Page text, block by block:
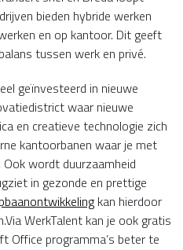
bieden hybride werken
en op kantoor. Dit geeft
tussen werk en privé.
geïnvesteerd in nieuwe
waar nieuwe
en creatieve technologie zich
kantoorbanen waar je met
wordt duurzaamheid
in gezonde en prettige
kan hierdoor
WerkTalent kan je ook gratis
Office programma’s beter te